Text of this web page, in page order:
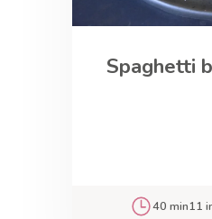
Spaghetti
40 min11